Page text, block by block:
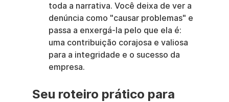
toda a narrativa. Você deixa de ver a
denúncia como "causar problemas" e
passa a enxergá-la pelo que ela é:
uma contribuição corajosa e valiosa
para a integridade e o sucesso da
empresa.
Seu roteiro prático para